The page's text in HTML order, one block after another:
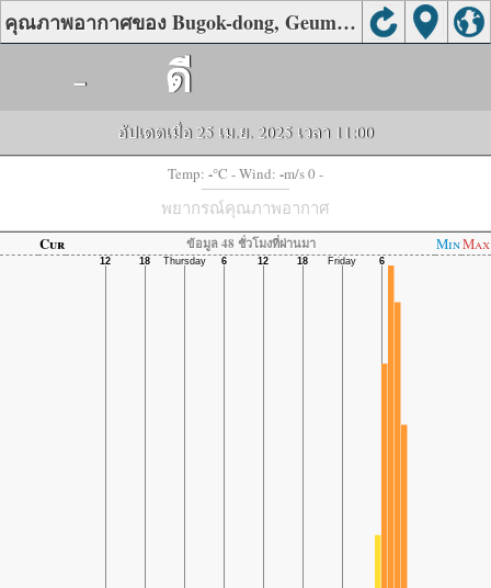
คุณภาพอากาศของ Bugok-dong, Geumjeong-gu, Busan
- ดี
อัปเดตเมื่อ 25 เม.ย. 2025 เวลา 11:00
Temp: -°C - Wind: -m/s 0 -
พยากรณ์คุณภาพอากาศ
Cur ข้อมูล 48 ชั่วโมงที่ผ่านมา MinMax